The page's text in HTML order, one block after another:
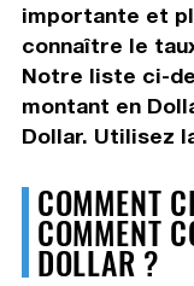
importante et
connaître le
Notre liste ci-
montant en
Dollar. Utilisez
COMMENT
COMMENT
DOLLAR ?